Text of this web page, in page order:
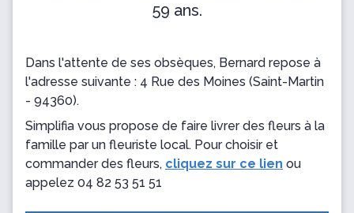
59 ans.
Dans l'attente de ses obsèques, Bernard repose à
l'adresse suivante : 4 Rue des Moines (Saint-Martin
- 94360).
Simplifia vous propose de faire livrer des fleurs à la
famille par un fleuriste local. Pour choisir et
commander des fleurs, cliquez sur ce lien ou
appelez 04 82 53 51 51